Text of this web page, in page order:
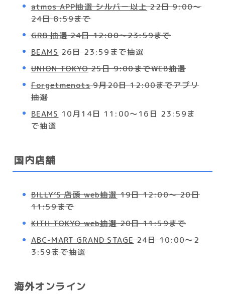
atmos APP抽選 シルバー以上22日 9:00〜
24日 8:59まで
GR8 抽選24日 12:00～23:59まで
BEAMS26日 23:59まで抽選
UNION TOKYO25日 9:00までWEB抽選
Forgetmenots9月20日 12:00までアプリ
抽選
BEAMS 10月14日 11:00〜16日 23:59ま
で抽選
国内店舗
BILLY’S 店頭 web抽選19日 12:00～ 20日
11:59まで
KITH TOKYO web抽選20日 11:59まで
ABC-MART GRAND STAGE24日 10:00～2
3:59まで抽選
海外オンライン